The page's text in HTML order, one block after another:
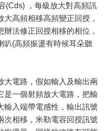
(Cds) ，每級放大對高頻訊
高頻相移高頻變正回授，
法修正回授相移的相位，
叭(高頻振盪有時候耳朵聽
大電路，假如輸入及輸出兩
是一個射頻放大電路，把輸
輸入端帶電感性，輸出訊號
次相移，米勒電容回授訊號